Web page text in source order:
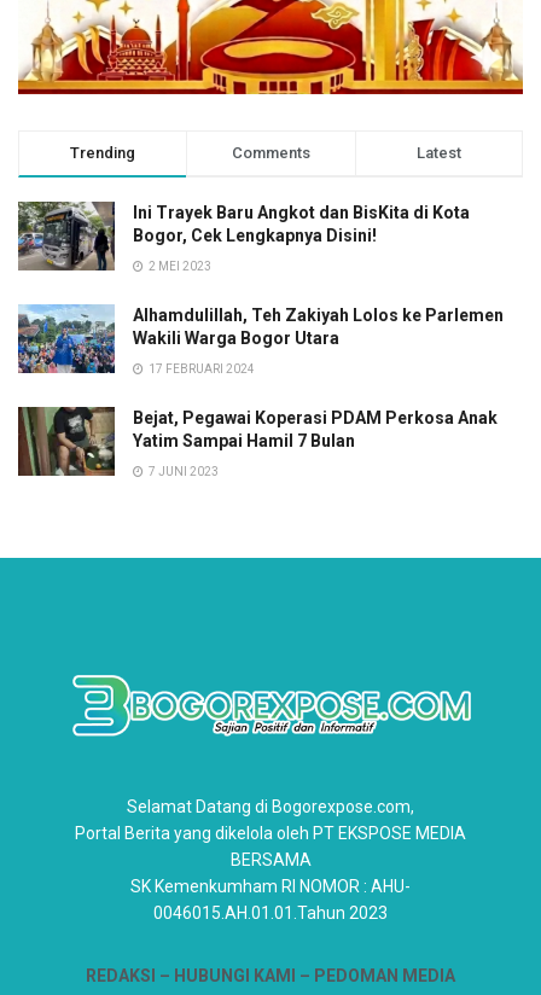
Trending Comments Latest
Ini Trayek Baru Angkot dan BisKita di Kota
Bogor, Cek Lengkapnya Disini!
2 MEI 2023
Alhamdulillah, Teh Zakiyah Lolos ke Parlemen
Wakili Warga Bogor Utara
17 FEBRUARI 2024
Bejat, Pegawai Koperasi PDAM Perkosa Anak
Yatim Sampai Hamil 7 Bulan
7 JUNI 2023
Selamat Datang di Bogorexpose.com,
Portal Berita yang dikelola oleh PT EKSPOSE MEDIA
BERSAMA
SK Kemenkumham RI NOMOR : AHU-
0046015.AH.01.01.Tahun 2023
REDAKSI – HUBUNGI KAMI – PEDOMAN MEDIA